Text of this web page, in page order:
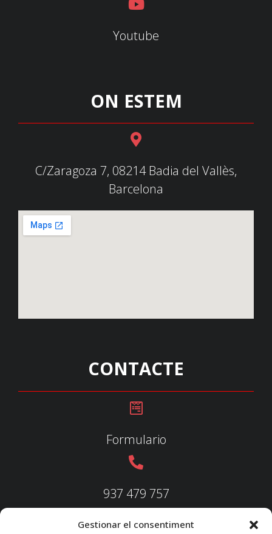
Gestionar el consentiment
Youtube
ON ESTEM
C/Zaragoza 7, 08214 Badia del Vallès,
Barcelona
CONTACTE
Formulario
937 479 757